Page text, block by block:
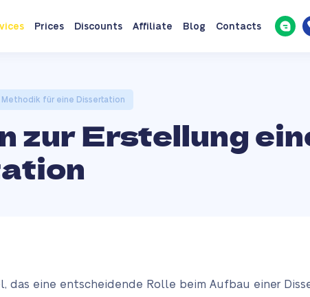
Prices Discounts Affiliate Blog Contacts
für eine Dissertation
zur Erstellung
das eine entscheidende Rolle beim Aufbau einer